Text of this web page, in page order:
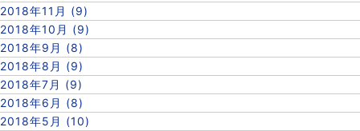
2018年11月 (9)
2018年10月 (9)
2018年9月 (8)
2018年8月 (9)
2018年7月 (9)
2018年6月 (8)
2018年5月 (10)